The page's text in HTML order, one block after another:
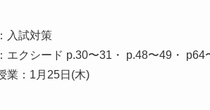
入試対策
エクシード p.30〜31・ p.48〜49・ p64
業：1月25日(木)